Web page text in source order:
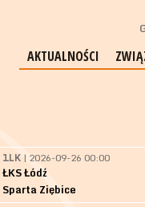
AKTUALNOŚCI
1LK | 2026-09-26 00:00
ŁKS Łódź
Sparta Ziębice